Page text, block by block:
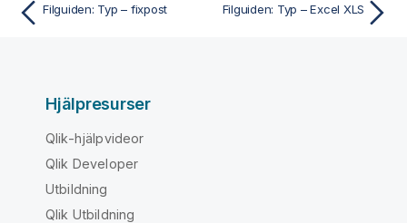
Filguiden: Typ – fixpost Filguiden: Typ – Excel XLS
Hjälpresurser
Qlik-hjälpvideor
Qlik Developer
Utbildning
Qlik Utbildning